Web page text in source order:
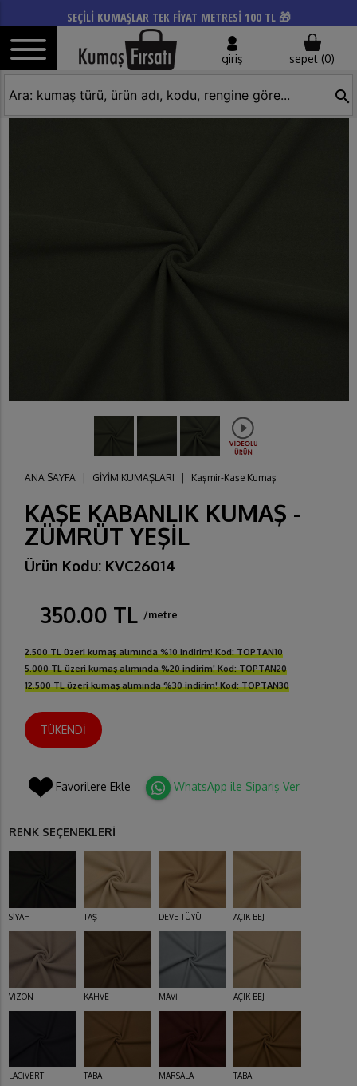
SEÇİLİ KUMAŞLAR TEK FİYAT METRESİ 100 TL 🎁
giriş sepet (0)
search
ANA SAYFA GİYİM KUMAŞLARI Kaşmir-Kaşe Kumaş
KAŞE KABANLIK KUMAŞ -
ZÜMRÜT YEŞİL
Ürün Kodu: KVC26014
350.00 TL /metre
2.500 TL üzeri kumaş alımında %10 indirim! Kod: TOPTAN10
5.000 TL üzeri kumaş alımında %20 indirim! Kod: TOPTAN20
12.500 TL üzeri kumaş alımında %30 indirim! Kod: TOPTAN30
TÜKENDİ
Favorilere Ekle WhatsApp ile Sipariş Ver
RENK SEÇENEKLERİ
SİYAH TAŞ DEVE TÜYÜ AÇIK BEJ
VİZON KAHVE MAVİ AÇIK BEJ
LACİVERT TABA MARSALA TABA